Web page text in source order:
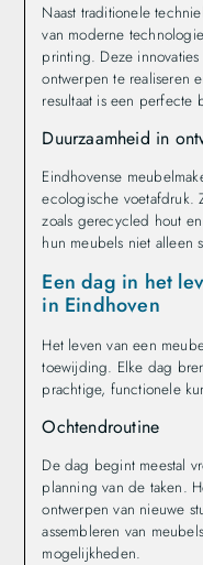
Naast traditionele
van moderne
printing. Deze
ontwerpen te realiseren
resultaat is een perfecte
Duurzaamheid in
Eindhovense
ecologische voetafdruk.
zoals gerecycled hout
hun meubels niet alleen
Een dag in het
in Eindhoven
Het leven van een
toewijding. Elke dag
prachtige, functionele
Ochtendroutine
De dag begint meestal
planning van de taken.
ontwerpen van nieuwe
assembleren van
mogelijkheden.